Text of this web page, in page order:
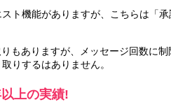
ト機能がありますが、こちらは「
もありますが、メッセージ回数に
りするはありません。
上の実績!